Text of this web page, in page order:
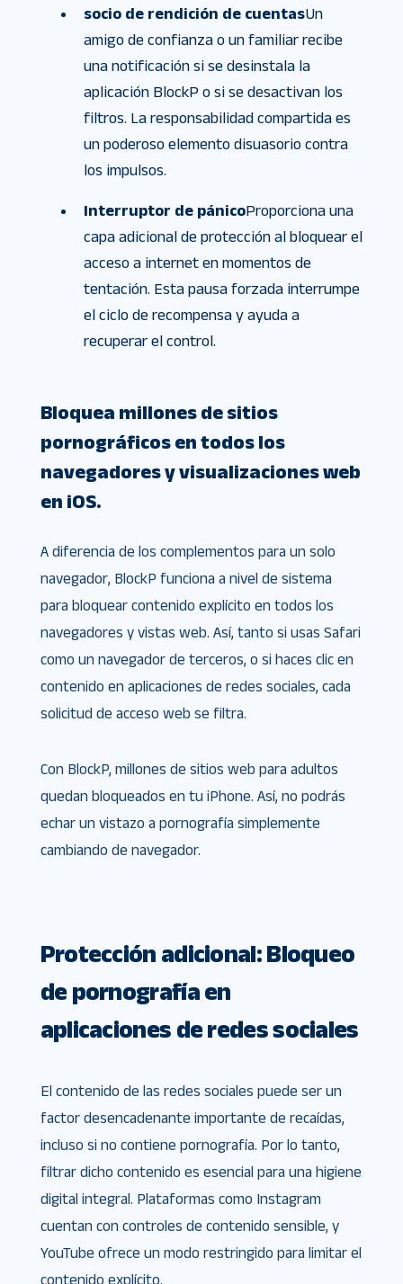
socio de rendición de cuentasUn
amigo de confianza o un familiar recibe
una notificación si se desinstala la
aplicación BlockP o si se desactivan los
filtros. La responsabilidad compartida es
un poderoso elemento disuasorio contra
los impulsos.
Interruptor de pánicoProporciona una
capa adicional de protección al bloquear el
acceso a internet en momentos de
tentación. Esta pausa forzada interrumpe
el ciclo de recompensa y ayuda a
recuperar el control.
Bloquea millones de sitios
pornográficos en todos los
navegadores y visualizaciones web
en iOS.
A diferencia de los complementos para un solo
navegador, BlockP funciona a nivel de sistema
para bloquear contenido explícito en todos los
navegadores y vistas web. Así, tanto si usas Safari
como un navegador de terceros, o si haces clic en
contenido en aplicaciones de redes sociales, cada
solicitud de acceso web se filtra.
Con BlockP, millones de sitios web para adultos
quedan bloqueados en tu iPhone. Así, no podrás
echar un vistazo a pornografía simplemente
cambiando de navegador.
Protección adicional: Bloqueo
de pornografía en
aplicaciones de redes sociales
El contenido de las redes sociales puede ser un
factor desencadenante importante de recaídas,
incluso si no contiene pornografía. Por lo tanto,
filtrar dicho contenido es esencial para una higiene
digital integral. Plataformas como Instagram
cuentan con controles de contenido sensible, y
YouTube ofrece un modo restringido para limitar el
contenido explícito.